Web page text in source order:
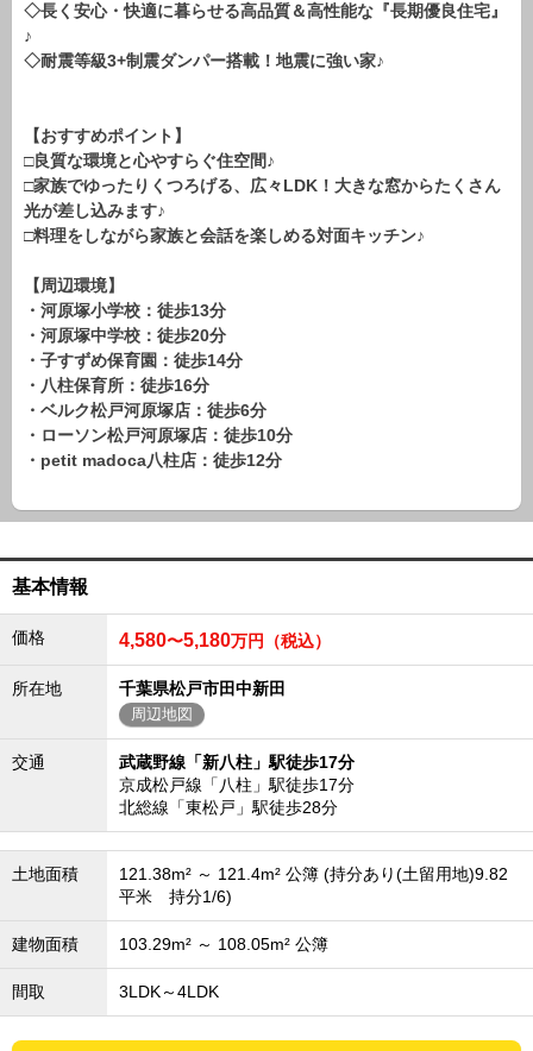
◇長く安心・快適に暮らせる高品質＆高性能な『長期優良住宅』
♪
◇耐震等級3+制震ダンパー搭載！地震に強い家♪
【おすすめポイント】
□良質な環境と心やすらぐ住空間♪
□家族でゆったりくつろげる、広々LDK！大きな窓からたくさん
光が差し込みます♪
□料理をしながら家族と会話を楽しめる対面キッチン♪
【周辺環境】
・河原塚小学校：徒歩13分
・河原塚中学校：徒歩20分
・子すずめ保育園：徒歩14分
・八柱保育所：徒歩16分
・ベルク松戸河原塚店：徒歩6分
・ローソン松戸河原塚店：徒歩10分
・petit madoca八柱店：徒歩12分
基本情報
価格 4,580〜5,180万円（税込）
所在地 千葉県松戸市田中新田
周辺地図
交通
武蔵野線「新八柱」駅徒歩17分
京成松戸線「八柱」駅徒歩17分
北総線「東松戸」駅徒歩28分
土地面積
121.38m² ～ 121.4m² 公簿 (持分あり(土留用地)9.82
平米 持分1/6)
建物面積 103.29m² ～ 108.05m² 公簿
間取 3LDK～4LDK
売却査定 会社案内
お問い合わせ サイトマップ
物件検索
新築一戸建
エリアから探す
中古一戸建
エリアから探す
路線から探す
マンション
エリアから探す
路線から探す
エリアから探す
エリアから物件検索
松戸･柏方面エリア
松戸･柏方面エリアの新築一戸建
松戸･柏方面エリアの中古一戸建
松戸･柏方面エリアの土地
成田･銚子方面エリア
成田･銚子方面エリアのマンション
成田･銚子方面エリアの土地
四街道･佐倉･八千代方面エリア
四街道･佐倉･八千代方面エリアの新築一戸建
四街道･佐倉･八千代方面エリアの中古一戸建
四街道･佐倉･八千代方面エリアのマンション